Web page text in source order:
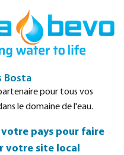
l'eau pour les systèmes
continue.
Bosta
pour tous vos
le domaine de l'eau.
pays pour faire
votre site local